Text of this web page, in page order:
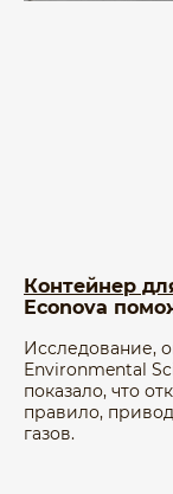
Контейнер
Econova
Исследование,
Environmental
показало, что
правило,
газов.